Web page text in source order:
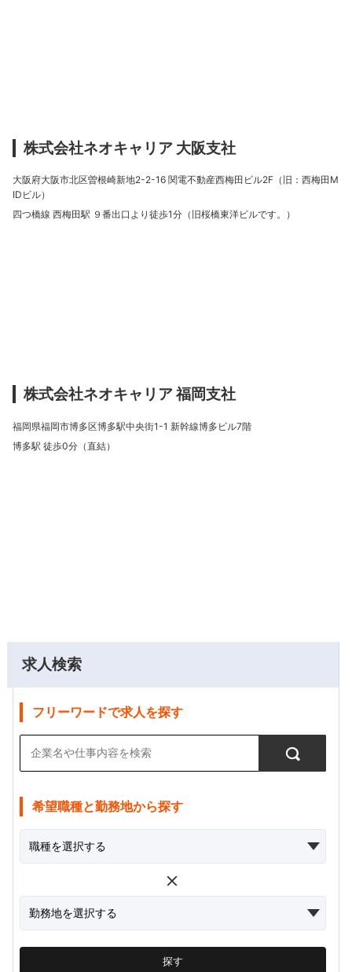
求人検索
フリーワードで求人を探す
希望職種と勤務地から探す
探す
株式会社ネオキャリア 大阪支社
大阪府大阪市北区曽根崎新地2-2-16 関電不動産西梅田ビル2F（旧：西梅田M
IDビル）
四つ橋線 西梅田駅 ９番出口より徒歩1分（旧桜橋東洋ビルです。）
株式会社ネオキャリア 福岡支社
福岡県福岡市博多区博多駅中央街1-1 新幹線博多ビル7階
博多駅 徒歩0分（直結）